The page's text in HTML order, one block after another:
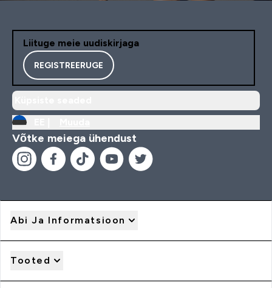
Liituge meie uudiskirjaga
REGISTREERUGE
Võtke meiega ühendust
Abi Ja Informatsioon
Tooted